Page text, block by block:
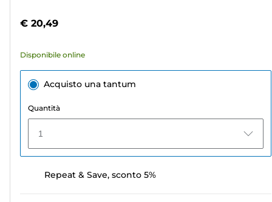
177
colori
€ 20,49
Disponibile online
Acquisto una tantum
Quantità
1
Repeat & Save, sconto 5%